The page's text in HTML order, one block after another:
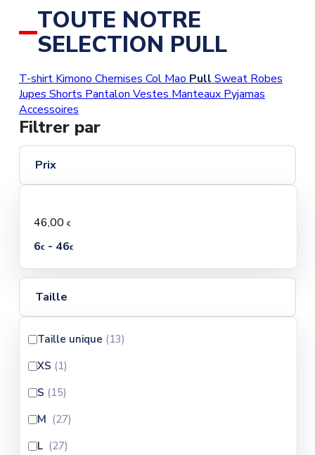
TOUTE NOTRE
SELECTION PULL
T-shirt Kimono Chemises Col Mao Pull Sweat Robes
Jupes Shorts Pantalon Vestes Manteaux Pyjamas
Accessoires
Filtrer par
Prix
46,00 €
6€- 46€
Taille
Taille unique (13)
XS (1)
S (15)
M (27)
L (27)